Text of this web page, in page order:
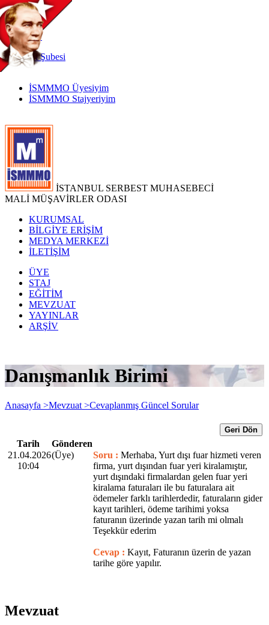
TR
|
EN
İnternetŞubesi
İSMMMO Üyesiyim
İSMMMO Stajyeriyim
İSTANBUL SERBEST MUHASEBECİ
MALİ MÜŞAVİRLER ODASI
KURUMSAL
BİLGİYE ERİŞİM
MEDYA MERKEZİ
İLETİŞİM
ÜYE
STAJ
EĞİTİM
MEVZUAT
YAYINLAR
ARŞİV
Danışmanlık Birimi
Anasayfa >Mevzuat >Cevaplanmış Güncel Sorular
Geri Dön
Tarih
Gönderen
21.04.2026
10:04
(Üye) Soru : Merhaba, Yurt dışı fuar hizmeti veren
firma, yurt dışından fuar yeri kiralamıştır,
yurt dışındaki firmalardan gelen fuar yeri
kiralama faturaları ile bu faturalara ait
ödemeler farklı tarihlerdedir, faturaların gider
kayıt tarihleri, ödeme tarihimi yoksa
faturanın üzerinde yazan tarih mi olmalı
Teşekkür ederim
Cevap : Kayıt, Faturanın üzerin de yazan
tarihe göre yapılır.
Mevzuat